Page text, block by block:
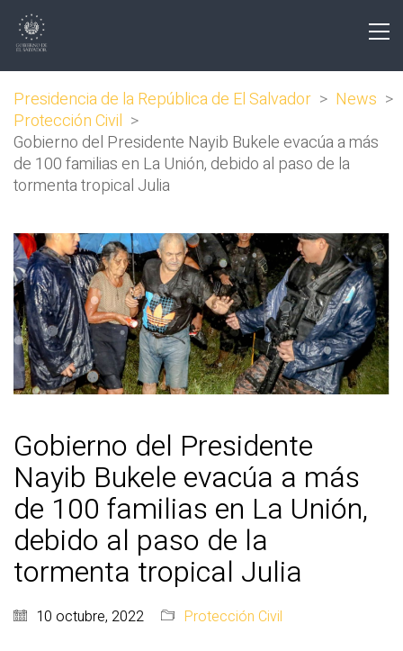
Presidencia de la República de El Salvador > News >
Protección Civil >
Gobierno del Presidente Nayib Bukele evacúa a más
de 100 familias en La Unión, debido al paso de la
tormenta tropical Julia
Gobierno del Presidente
Nayib Bukele evacúa a más
de 100 familias en La Unión,
debido al paso de la
tormenta tropical Julia
10 octubre, 2022 Protección Civil